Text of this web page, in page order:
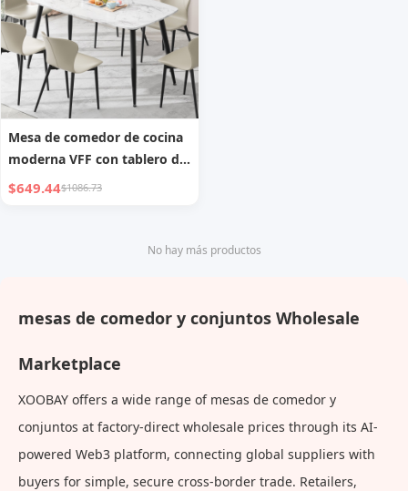
Mesa de comedor de cocina
moderna VFF con tablero de
MDF y robusto marco de
$649.44$1086.73
No hay más productos
mesas de comedor y conjuntos Wholesale
Marketplace
XOOBAY offers a wide range of mesas de comedor y
conjuntos at factory-direct wholesale prices through its AI-
powered Web3 platform, connecting global suppliers with
buyers for simple, secure cross-border trade. Retailers,